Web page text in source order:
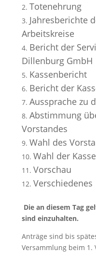
Totenehrung
Jahresberichte
Arbeitskreise
Bericht der
Dillenburg GmbH
Kassenbericht
Bericht der
Aussprache zu
Abstimmung
Vorstandes
Wahl des
Wahl der
Vorschau
Verschiedenes
Die an diesem Tag
sind einzuhalten.
Anträge sind bis
Versammlung beim 1.